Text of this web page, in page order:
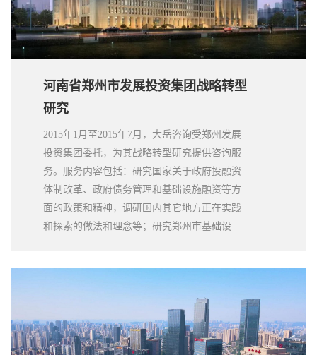
河南省郑州市发展投资集团战略转型
研究
2015年1月至2015年7月，大岳咨询受郑州发展
投资集团委托，为其战略转型研究提供咨询服
务。服务内容包括：研究国家关于政府投融资
体制改革、政府债务管理和基础设施融资等方
面的政策和精神，调研国内其它地方正在实践
和探索的做法和理念等；研究郑州市基础设施
的思路和意见与公司进行沟通，形成公司战略
转型研究报告。